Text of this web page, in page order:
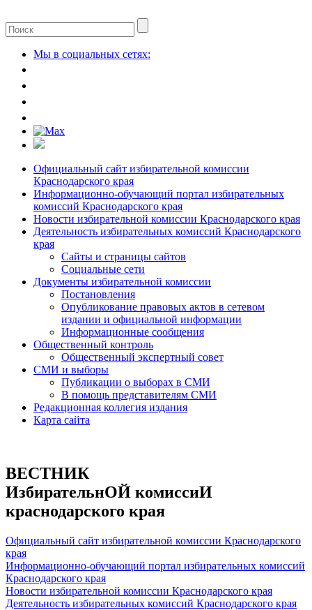
Мы в социальных сетях:
Официальный сайт избирательной комиссии
Краснодарского края
Информационно-обучающий портал избирательных
комиссий Краснодарского края
Новости избирательной комиссии Краснодарского края
Деятельность избирательных комиссий Краснодарского
края
Сайты и страницы сайтов
Социальные сети
Документы избирательной комиссии
Постановления
Опубликование правовых актов в сетевом
издании и официальной информации
Информационные сообщения
Общественный контроль
Общественный экспертный совет
СМИ и выборы
Публикации о выборах в СМИ
В помощь представителям СМИ
Редакционная коллегия издания
Карта сайта
ВЕСТНИК
ИзбирательнОЙ комиссиИ
краснодарского края
Официальный сайт избирательной комиссии Краснодарского
края
Информационно-обучающий портал избирательных комиссий
Краснодарского края
Новости избирательной комиссии Краснодарского края
Деятельность избирательных комиссий Краснодарского края